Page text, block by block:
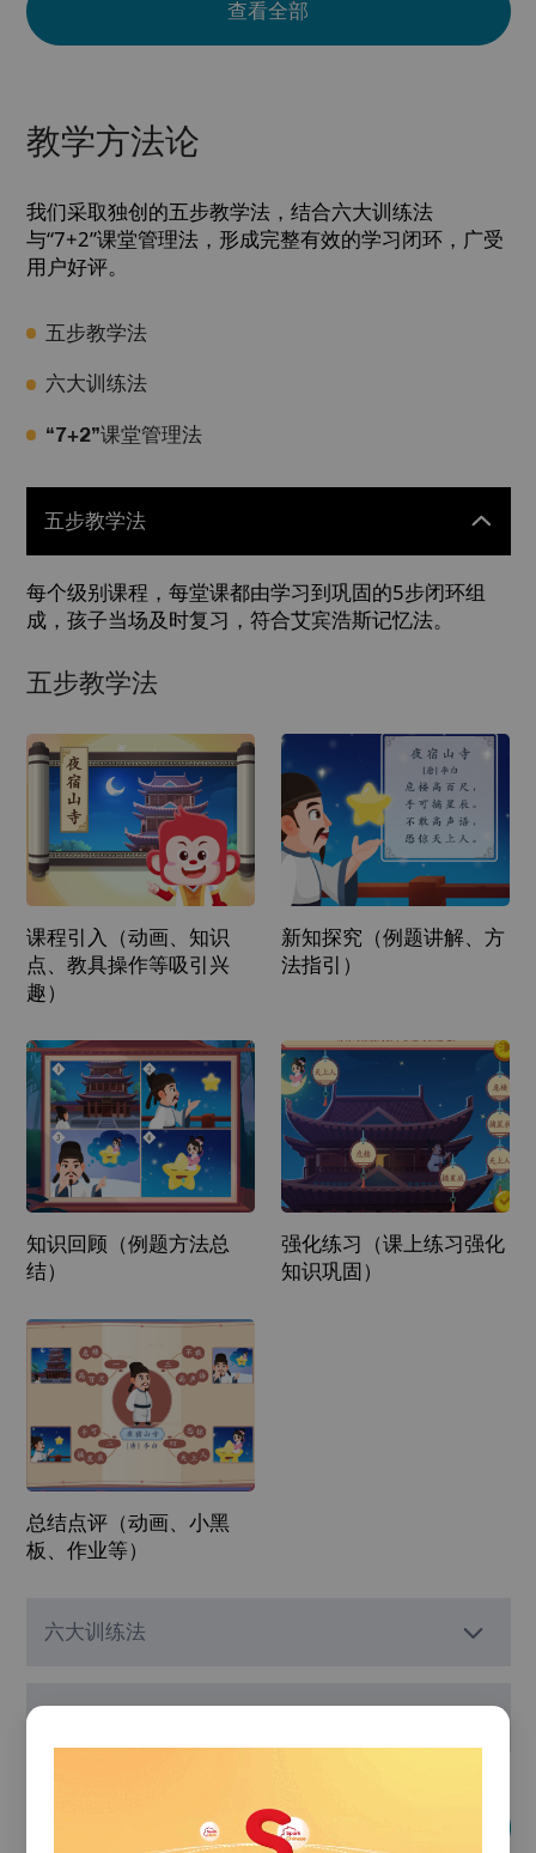
查看全部
教学方法论
我们采取独创的五步教学法，结合六大训练法
与“7+2”课堂管理法，形成完整有效的学习闭环，广受
用户好评。
五步教学法
六大训练法
“7+2”课堂管理法
五步教学法
每个级别课程，每堂课都由学习到巩固的5步闭环组
成，孩子当场及时复习，符合艾宾浩斯记忆法。
五步教学法
课程引入（动画、知识
点、教具操作等吸引兴
趣）
新知探究（例题讲解、方
法指引）
知识回顾（例题方法总
结）
强化练习（课上练习强化
知识巩固）
总结点评（动画、小黑
板、作业等）
六大训练法
免费领取试听课